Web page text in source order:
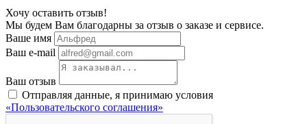
Хочу оставить отзыв!
Мы будем Вам благодарны за отзыв о заказе и сервисе.
Ваше имя
Ваш e-mail
Ваш отзыв
Отправляя данные, я принимаю условия
«Пользовательского соглашения»